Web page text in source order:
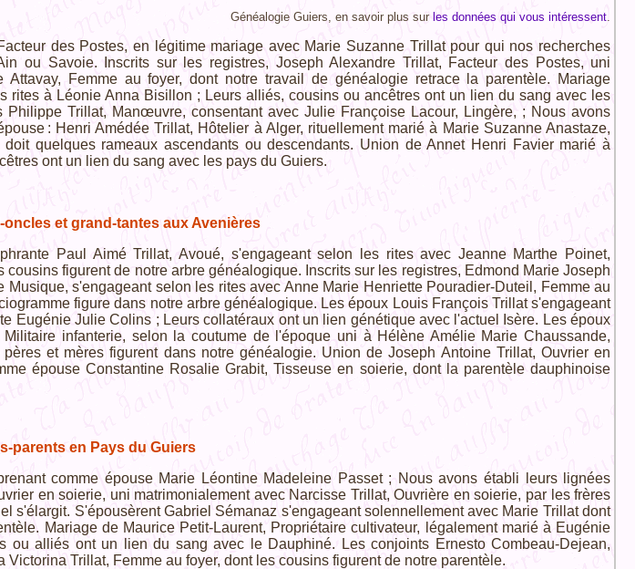
Généalogie Guiers, en savoir plus surles données qui vous intéressent
des Postes, en légitime mariage avec Marie Suzanne Trillat pour qui nos recherches
ou Savoie. Inscrits sur les registres, Joseph Alexandre Trillat, Facteur des Postes, uni
Attavay, Femme au foyer, dont notre travail de généalogie retrace la parentèle. Mariage
rites à Léonie Anna Bisillon ; Leurs alliés, cousins ou ancêtres ont un lien du sang avec les
Trillat, Manœuvre, consentant avec Julie Françoise Lacour, Lingère, ; Nous avons
: Henri Amédée Trillat, Hôtelier à Alger, rituellement marié à Marie Suzanne Anastaze,
quelques rameaux ascendants ou descendants. Union de Annet Henri Favier marié à
ont un lien du sang avec les pays du Guiers.
et grand-tantes aux Avenières
Paul Aimé Trillat, Avoué, s'engageant selon les rites avec Jeanne Marthe Poinet,
cousins figurent de notre arbre généalogique. Inscrits sur les registres, Edmond Marie Joseph
Musique, s'engageant selon les rites avec Anne Marie Henriette Pouradier-Duteil, Femme au
figure dans notre arbre généalogique. Les époux Louis François Trillat s'engageant
Eugénie Julie Colins ; Leurs collatéraux ont un lien génétique avec l'actuel Isère. Les époux
infanterie, selon la coutume de l'époque uni à Hélène Amélie Marie Chaussande,
et mères figurent dans notre généalogie. Union de Joseph Antoine Trillat, Ouvrier en
épouse Constantine Rosalie Grabit, Tisseuse en soierie, dont la parentèle dauphinoise
parents en Pays du Guiers
comme épouse Marie Léontine Madeleine Passet ; Nous avons établi leurs lignées
en soierie, uni matrimonialement avec Narcisse Trillat, Ouvrière en soierie, par les frères
s'élargit. S'épousèrent Gabriel Sémanaz s'engageant solennellement avec Marie Trillat dont
Mariage de Maurice Petit-Laurent, Propriétaire cultivateur, légalement marié à Eugénie
ou alliés ont un lien du sang avec le Dauphiné. Les conjoints Ernesto Combeau-Dejean,
Trillat, Femme au foyer, dont les cousins figurent de notre parentèle.